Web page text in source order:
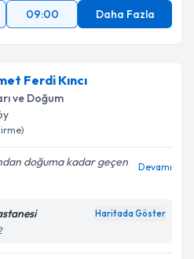
09:00 Daha Fazla
Ferdi Kıncı
ve Doğum
doğuma kadar geçen
Devamı
Haritada Göster